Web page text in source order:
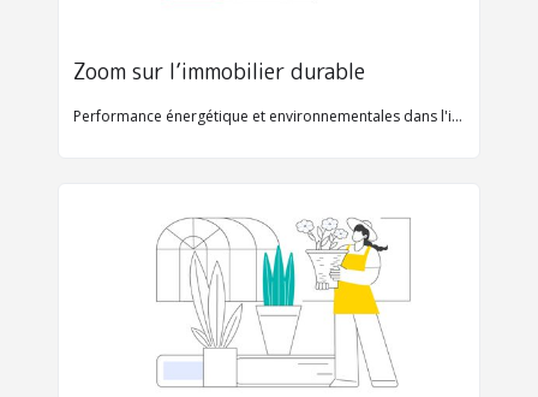
Zoom sur l’immobilier durable
Performance énergétique et environnementales dans l'immo